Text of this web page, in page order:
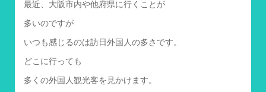
最近、大阪市内や他府県に行くことが
多いのですが
いつも感じるのは訪日外国人の多さです。
どこに行っても
多くの外国人観光客を見かけます。